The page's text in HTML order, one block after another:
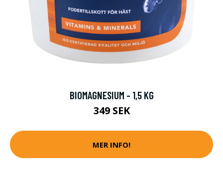
BIOMAGNESIUM - 1,5 KG
349 SEK
MER INFO!